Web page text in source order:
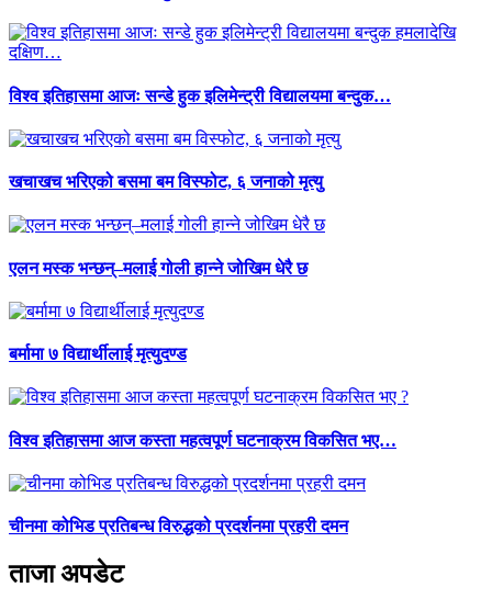
विश्व इतिहासमा आजः सन्डे हुक इलिमेन्ट्री विद्यालयमा बन्दुक…
खचाखच भरिएको बसमा बम विस्फोट, ६ जनाको मृत्यु
एलन मस्क भन्छन्–मलाई गोली हान्ने जोखिम धेरै छ
बर्मामा ७ विद्यार्थीलाई मृत्युदण्ड
विश्व इतिहासमा आज कस्ता महत्वपूर्ण घटनाक्रम विकसित भए…
चीनमा कोभिड प्रतिबन्ध विरुद्धको प्रदर्शनमा प्रहरी दमन
ताजा अपडेट